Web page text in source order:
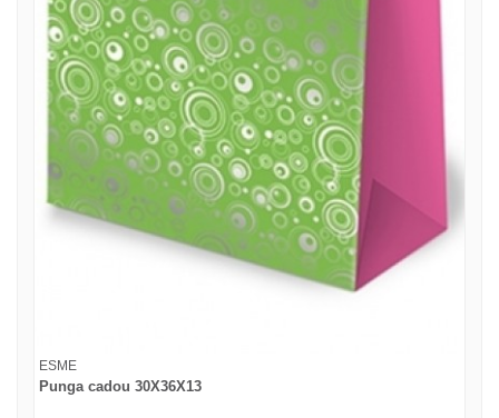
ESME
Punga cadou 30X36X13